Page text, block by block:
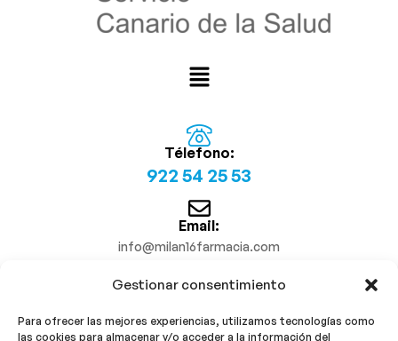
Gestionar consentimiento
Para ofrecer las mejores experiencias, utilizamos tecnologías como
las cookies para almacenar y/o acceder a la información del
Télefono:
922 54 25 53
Email:
info@milan16farmacia.com
¡Síguenos!